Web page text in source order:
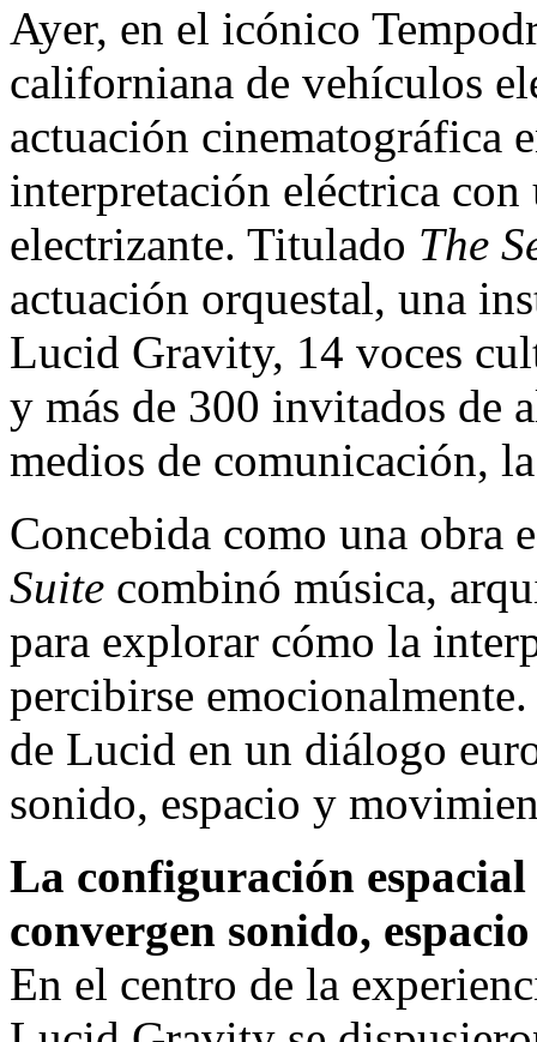
Ayer, en el icónico
californiana de vehículos
actuación cinematográfica
interpretación eléctrica
electrizante. Titulado The
actuación orquestal, una
Lucid Gravity, 14 voces
y más de 300 invitados de
medios de comunicación,
Concebida como una obra
Suite combinó música,
para explorar cómo la
percibirse
de Lucid en un diálogo
sonido, espacio y
La configuración
convergen sonido,
En el centro de la